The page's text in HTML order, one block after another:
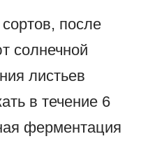
после
солнечной
листьев
в течение 6
ферментация